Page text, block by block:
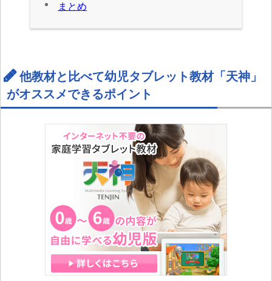
まとめ
他教材と比べて幼児タブレット教材「天神」
がオススメできるポイント